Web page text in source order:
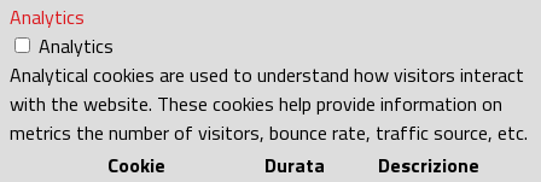
Analytics
Analytics
Analytical cookies are used to understand how visitors interact
with the website. These cookies help provide information on
metrics the number of visitors, bounce rate, traffic source, etc.
Cookie
Durata Descrizione